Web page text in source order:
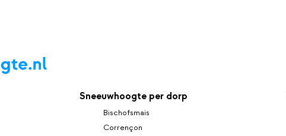
Sneeuwhoogte per dorp
Bischofsmais
Corrençon